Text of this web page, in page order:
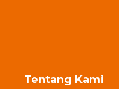
Tentang Kami